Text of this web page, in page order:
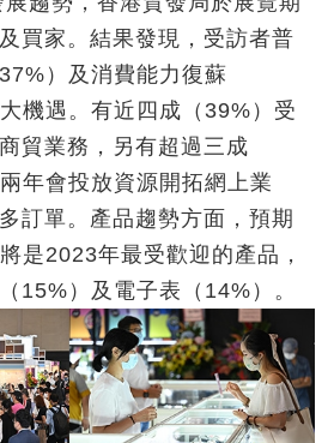
買家。結果發現，受訪者普
）及消費能力復蘇
機遇。有近四成（39%）受
貿業務，另有超過三成
年會投放資源開拓網上業
訂單。產品趨勢方面，預期
是2023年最受歡迎的產品，
15%）及電子表（14%）。